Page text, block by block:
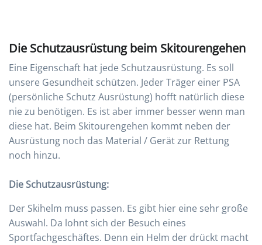
Die Schutzausrüstung beim Skitourengehen
Eine Eigenschaft hat jede Schutzausrüstung. Es soll
unsere Gesundheit schützen. Jeder Träger einer PSA
(persönliche Schutz Ausrüstung) hofft natürlich diese
nie zu benötigen. Es ist aber immer besser wenn man
diese hat. Beim Skitourengehen kommt neben der
Ausrüstung noch das Material / Gerät zur Rettung
noch hinzu.
Die Schutzausrüstung:
Der Skihelm muss passen. Es gibt hier eine sehr große
Auswahl. Da lohnt sich der Besuch eines
Sportfachgeschäftes. Denn ein Helm der drückt macht